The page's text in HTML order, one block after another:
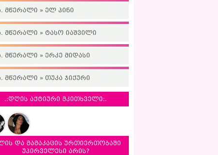
მწერალი » ელ პინი
მწერალი » ტასო იაშვილი
მწერალი » ერკე მიდასი
მწერალი » თუკა ჯიქური
.:დღის აქტიური მკითხველი:.
და მამაკაცის ურთიერთობაში
უპირველესი არის?